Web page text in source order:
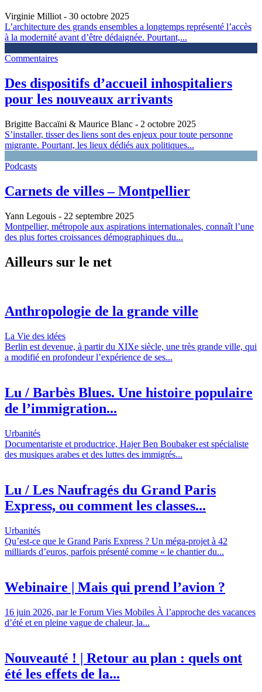
Virginie Milliot - 30 octobre 2025
L’architecture des grands ensembles a longtemps représenté l’accès
à la modernité avant d’être dédaignée. Pourtant,...
Commentaires
Des dispositifs d’accueil inhospitaliers
pour les nouveaux arrivants
Brigitte Baccaïni & Maurice Blanc - 2 octobre 2025
S’installer, tisser des liens sont des enjeux pour toute personne
migrante. Pourtant, les lieux dédiés aux politiques...
Podcasts
Carnets de villes – Montpellier
Yann Legouis - 22 septembre 2025
Montpellier, métropole aux aspirations internationales, connaît l’une
des plus fortes croissances démographiques du...
Ailleurs sur le net
Anthropologie de la grande ville
La Vie des idées
Berlin est devenue, à partir du XIXe siècle, une très grande ville, qui
a modifié en profondeur l’expérience de ses...
Lu / Barbès Blues. Une histoire populaire
de l’immigration...
Urbanités
Documentariste et productrice, Hajer Ben Boubaker est spécialiste
des musiques arabes et des luttes des immigrés...
Lu / Les Naufragés du Grand Paris
Express, ou comment les classes...
Urbanités
Qu’est-ce que le Grand Paris Express ? Un méga-projet à 42
milliards d’euros, parfois présenté comme « le chantier du...
Webinaire | Mais qui prend l’avion ?
16 juin 2026, par le Forum Vies Mobiles À l’approche des vacances
d’été et en pleine vague de chaleur, la...
Nouveauté ! | Retour au plan : quels ont
été les effets de la...